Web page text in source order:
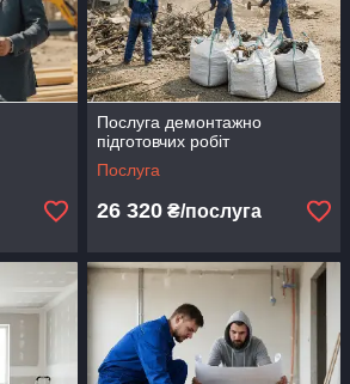
Послуга демонтажно
підготовчих робіт
Послуга
26 320 ₴/послуга